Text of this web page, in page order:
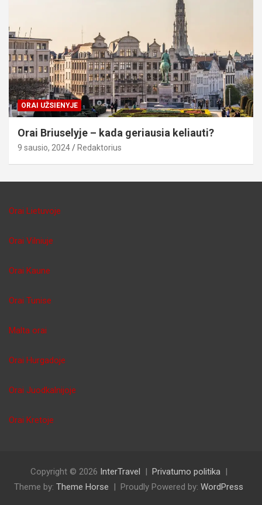
ORAI UŽSIENYJE
Orai Briuselyje – kada geriausia keliauti?
9 sausio, 2024 Redaktorius
Orai Lietuvoje
Orai Vilniuje
Orai Kaune
Orai Tunise
Malta orai
Orai Hurgadoje
Orai Juodkalnijoje
Orai Kretoje
Copyright © 2026 InterTravel
Privatumo politika
Theme by: Theme Horse Proudly Powered by: WordPress